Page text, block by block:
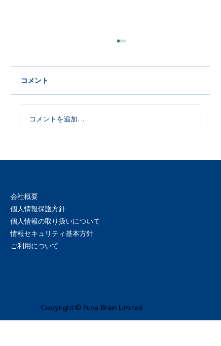
コメント
コメントを追加…
Copyright © Fuva Brain Limited
会社概要
個人情報保護方針
個人情報の取り扱いについて
情報セキュリティ基本方針
ご利用について